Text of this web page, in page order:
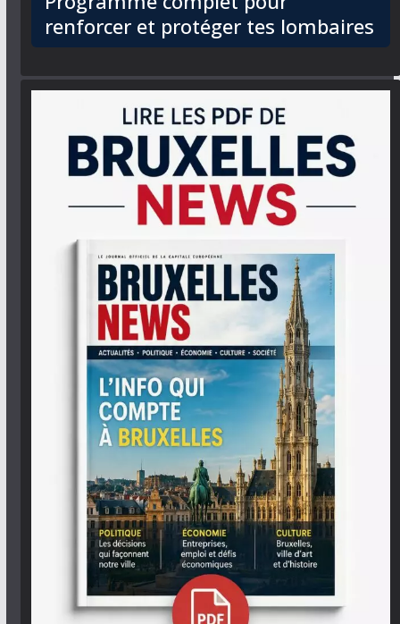
renforcer et protéger tes lombaires